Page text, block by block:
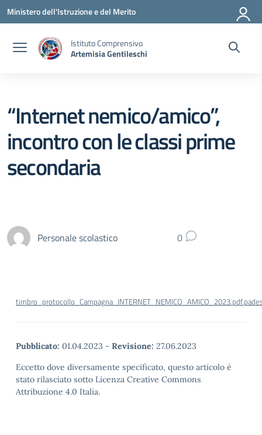
Vai ai contenuti
Vai al menu di navigazione
Vai al footer
Ministero dell'Istruzione e del Merito
Istituto Comprensivo
Artemisia Gentileschi
“Internet nemico/amico”,
incontro con le classi prime
secondaria
Personale scolastico 0
Pubblicato: 01.04.2023 - Revisione: 27.06.2023
Eccetto dove diversamente specificato, questo articolo è
stato rilasciato sotto Licenza Creative Commons
Attribuzione 4.0 Italia.